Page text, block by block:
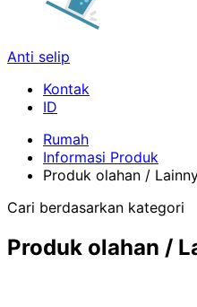
Anti selip
Kontak
Rumah
Informasi Produk
Produk olahan /
Cari berdasarkan kategori
Produk olahan /